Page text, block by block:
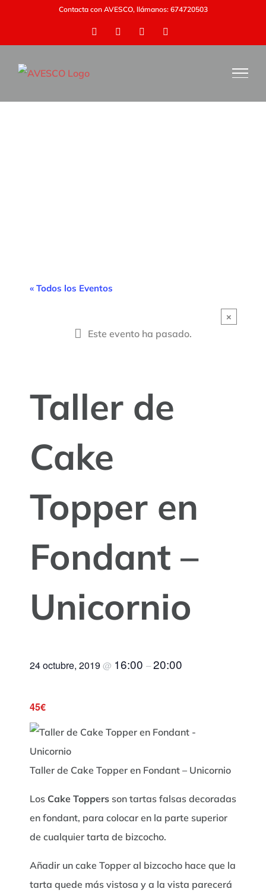
contenido
Contacta con AVESCO, llámanos: 674720503
FacebookTwitter Pinterest
« Todos los Eventos
×
Este evento ha pasado.
Taller de
Cake
Topper en
Fondant –
Unicornio
24 octubre, 2019 @ 16:00 –20:00
45€
Taller de Cake Topper en Fondant – Unicornio
Los Cake Toppers son tartas falsas decoradas
en fondant, para colocar en la parte superior
de cualquier tarta de bizcocho.
Añadir un cake Topper al bizcocho hace que la
tarta quede más vistosa y a la vista parecerá